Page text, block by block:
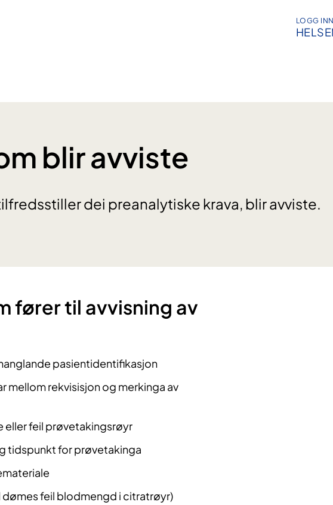
LOGG INN
blir avviste
dei preanalytiske krava, blir avviste.
fører til avvisning av
pasientidentifikasjon
mellom rekvisisjon og merkinga av
eller feil prøvetakingsrøyr
tidspunkt for prøvetakinga
dømes feil blodmengd i citratrøyr)